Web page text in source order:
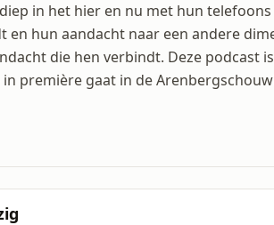
in het hier en nu met hun
hun aandacht naar een andere
die hen verbindt. Deze podcast
première gaat in de